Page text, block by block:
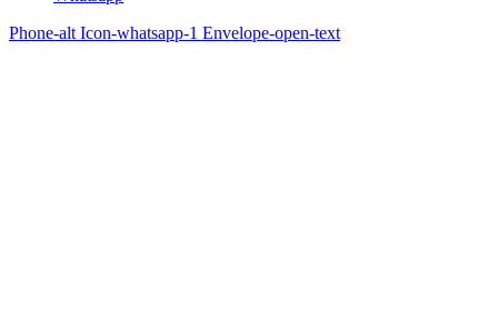
Phone-alt Icon-whatsapp-1 Envelope-open-text